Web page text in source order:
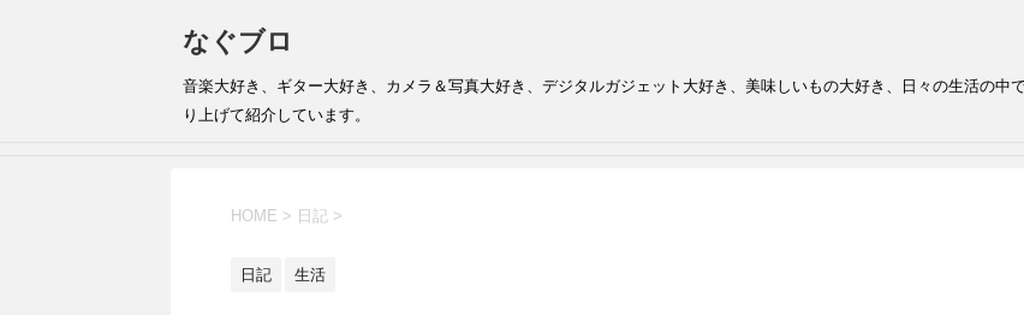
なぐブロ
音楽大好き、ギター大好き、カメラ＆写真大好き、デジタルガジェット大好き、美味しいもの大好き、日々の生活の中
り上げて紹介しています。
HOME > 日記 >
日記 生活